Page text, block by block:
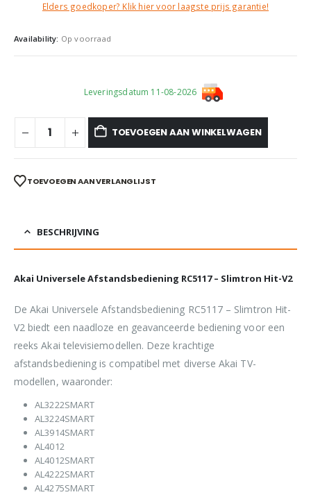
Elders goedkoper? Klik hier voor laagste prijs garantie!
Availability: Op voorraad
Leveringsdatum 11-08-2026
TOEVOEGEN AAN WINKELWAGEN
TOEVOEGEN AAN VERLANGLIJST
BESCHRIJVING
Akai Universele Afstandsbediening RC5117 – Slimtron Hit-V2
De Akai Universele Afstandsbediening RC5117 – Slimtron Hit-
V2 biedt een naadloze en geavanceerde bediening voor een
reeks Akai televisiemodellen. Deze krachtige
afstandsbediening is compatibel met diverse Akai TV-
modellen, waaronder:
AL3222SMART
AL3224SMART
AL3914SMART
AL4012
AL4012SMART
AL4222SMART
AL4275SMART